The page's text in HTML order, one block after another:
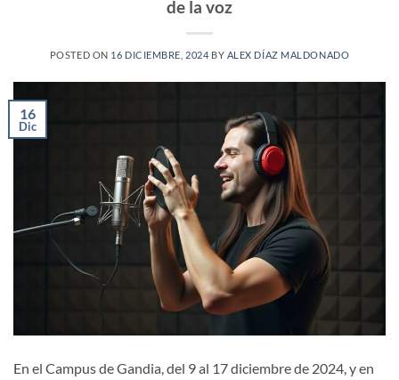
de la voz
POSTED ON 16 DICIEMBRE, 2024 BY ALEX DÍAZ MALDONADO
16
Dic
En el Campus de Gandia, del 9 al 17 diciembre de 2024, y en